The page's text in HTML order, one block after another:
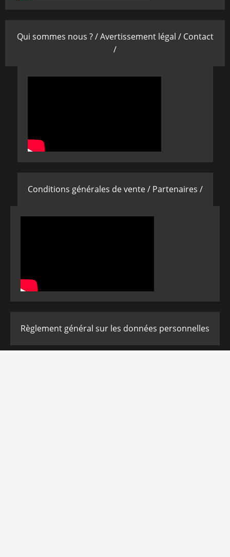
Qui sommes nous ? /Avertissement légal / Contact
/
Conditions générales de vente / Partenaires /
Règlement général sur les données personnelles